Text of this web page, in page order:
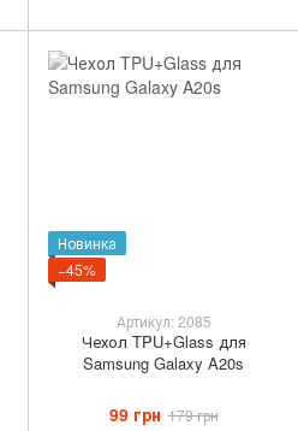
Новинка
−45%
Артикул: 2085
Чехол TPU+Glass для
Samsung Galaxy A20s
99 грн 179 грн